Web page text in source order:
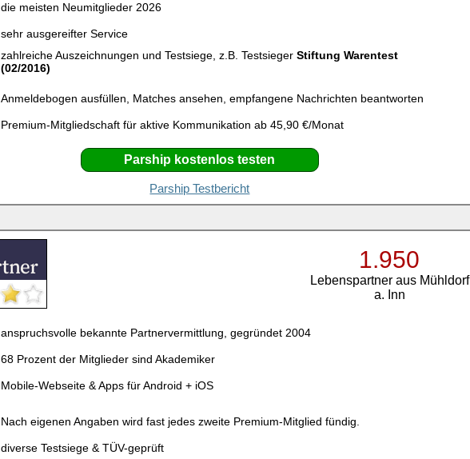
die meisten Neumitglieder 2026
sehr ausgereifter Service
zahlreiche Auszeichnungen und Testsiege, z.B. Testsieger Stiftung Warentest
(02/2016)
Anmeldebogen ausfüllen, Matches ansehen, empfangene Nachrichten beantworten
Premium-Mitgliedschaft für aktive Kommunikation ab 45,90 €/Monat
Parship kostenlos testen
Parship Testbericht
1.950
Lebenspartner aus Mühldorf
a. Inn
anspruchsvolle bekannte Partnervermittlung, gegründet 2004
68 Prozent der Mitglieder sind Akademiker
Mobile-Webseite & Apps für Android + iOS
Nach eigenen Angaben wird fast jedes zweite Premium-Mitglied fündig.
diverse Testsiege & TÜV-geprüft